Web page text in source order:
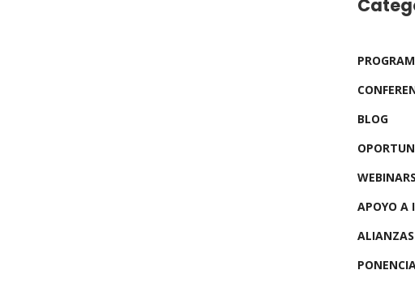
BLOG
WEBINARS
APOYO A
ALIANZAS